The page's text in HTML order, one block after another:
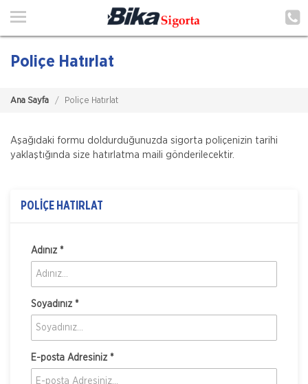
Ana Sayfa
Poliçe Hatırlat
İletişim
Müşteri Girişi
TEKLİF AL
Poliçe Hatırlat
Ana Sayfa Poliçe Hatırlat
Aşağıdaki formu doldurduğunuzda sigorta poliçenizin tarihi
yaklaştığında size hatırlatma maili gönderilecektir.
POLİÇE HATIRLAT
Adınız *
Soyadınız *
E-posta Adresiniz *